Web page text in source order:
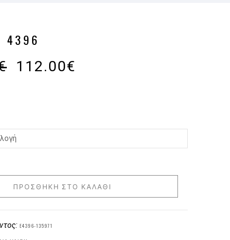
4396
112.00€
ΠΡΟΣΘΉΚΗ ΣΤΟ ΚΑΛΆΘΙ
E4396-135971